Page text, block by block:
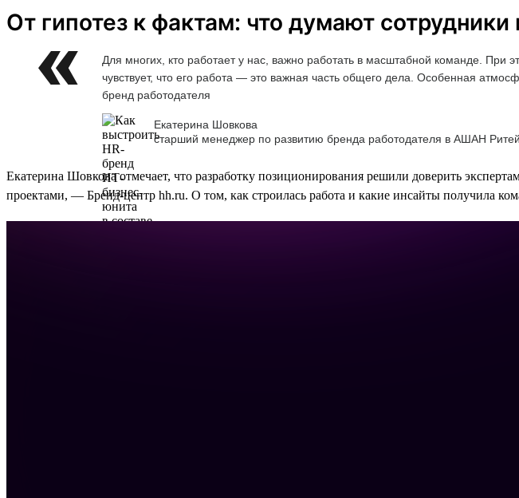
От гипотез к фактам: что думают
Для многих, кто работает у нас, важно работать в масштабной команде.
чувствует, что его работа — это важная часть общего дела. Особенная
бренд работодателя
Екатерина Шовкова
старший менеджер по развитию бренда работодателя в АШАН
Екатерина Шовкова отмечает, что разработку позиционирования решили доверить
проектами, — Бренд-центр hh.ru. О том, как строилась работа и какие инсайты получила